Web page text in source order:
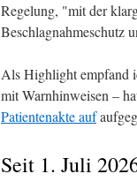
Regelung, "mit der
Beschlagnahmeschutz
Als Highlight empfand
mit Warnhinweisen –
Patientenakte auf
Seit 1. Juli